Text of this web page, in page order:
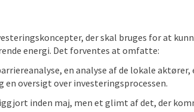
der skal bruges for at
energi. Det forventes at omfatte:
en analyse af de lokale aktører,
oversigt over investeringsprocessen.
inden maj, men et glimt af det, der